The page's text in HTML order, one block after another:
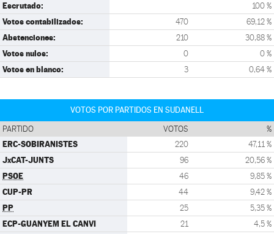
Escrutado: 100 %
Votos contabilizados: 470 69,12 %
Abstenciones: 210 30,88 %
Votos nulos: 0 0 %
Votos en blanco: 3 0,64 %
VOTOS POR PARTIDOS EN SUDANELL
PARTIDO VOTOS %
ERC-SOBIRANISTES 220 47,11 %
JxCAT-JUNTS 96 20,56 %
PSOE 46 9,85 %
CUP-PR 44 9,42 %
PP 25 5,35 %
ECP-GUANYEM EL CANVI 21 4,5 %